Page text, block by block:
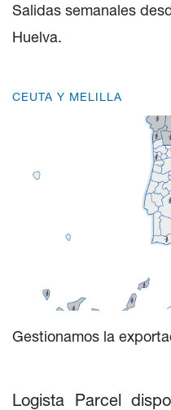
Salidas semanales
Huelva.
CEUTA Y MELILLA
Gestionamos la
Logista Parcel